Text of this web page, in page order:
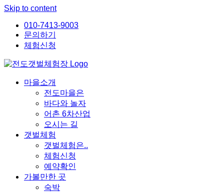
Skip to content
010-7413-9003
문의하기
체험신청
마을소개
전도마을은
바다와 놀자
어촌 6차산업
오시는 길
갯벌체험
갯벌체험은..
체험신청
예약확인
가볼만한 곳
숙박